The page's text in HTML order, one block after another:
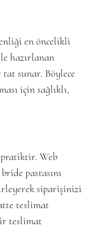
en öncelikli
hazırlanan
sunar. Böylece
için sağlıklı,
pratiktir. Web
pastasını
siparişinizi
teslimat
teslimat